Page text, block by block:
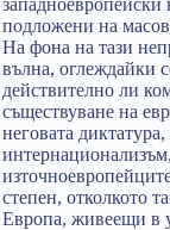
подложени на
На фона на тази
вълна, оглеждайки
действително ли
съществуване на
неговата
степен, отколкото
Европа, живеещи в